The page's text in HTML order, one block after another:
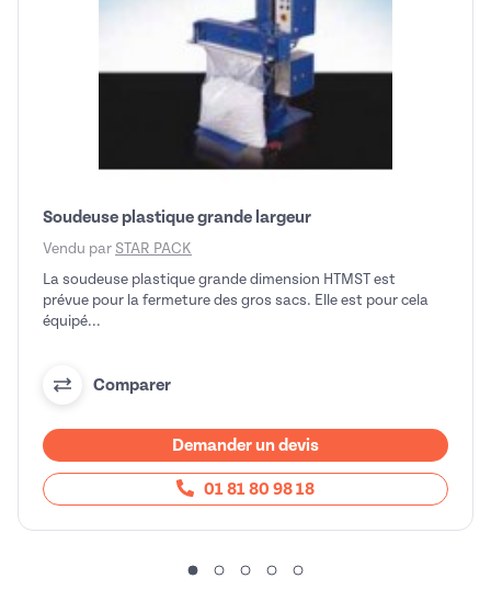
Soudeuse plastique grande largeur
Vendu par STAR PACK
La soudeuse plastique grande dimension HTMST est
prévue pour la fermeture des gros sacs. Elle est pour cela
équipé...
Comparer
Demander un devis
01 81 80 98 18